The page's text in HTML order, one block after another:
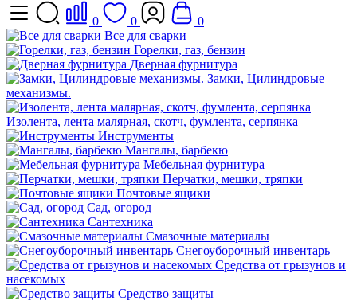
0 0
0
Все для сварки
Горелки, газ, бензин
Дверная фурнитура
Замки, Цилиндровые
механизмы.
Изолента, лента малярная, скотч, фумлента, серпянка
Инструменты
Мангалы, барбекю
Мебельная фурнитура
Перчатки, мешки, тряпки
Почтовые ящики
Сад, огород
Сантехника
Смазочные материалы
Снегоуборочный инвентарь
Средства от грызунов и
насекомых
Средство защиты